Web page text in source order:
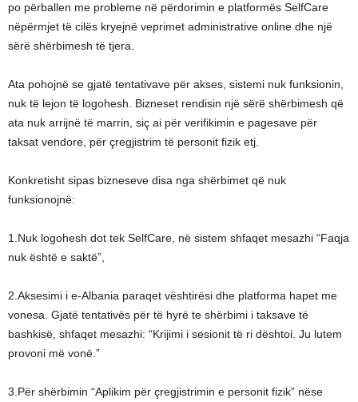
po përballen me probleme në përdorimin e platformës SelfCare
nëpërmjet të cilës kryejnë veprimet administrative online dhe një
sërë shërbimesh të tjera.
Ata pohojnë se gjatë tentativave për akses, sistemi nuk funksionin,
nuk të lejon të logohesh. Bizneset rendisin një sërë shërbimesh që
ata nuk arrijnë të marrin, siç ai për verifikimin e pagesave për
taksat vendore, për çregjistrim të personit fizik etj.
Konkretisht sipas bizneseve disa nga shërbimet që nuk
funksionojnë:
1.Nuk logohesh dot tek SelfCare, në sistem shfaqet mesazhi “Faqja
nuk është e saktë”,
2.Aksesimi i e-Albania paraqet vështirësi dhe platforma hapet me
vonesa. Gjatë tentativës për të hyrë te shërbimi i taksave të
bashkisë, shfaqet mesazhi: “Krijimi i sesionit të ri dështoi. Ju lutem
provoni më vonë.”
3.Për shërbimin “Aplikim për çregjistrimin e personit fizik” nëse